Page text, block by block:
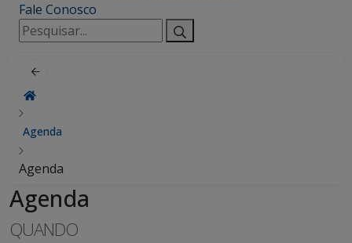
Fale Conosco
Pesquisar
por:
Agenda
Agenda
Agenda
QUANDO